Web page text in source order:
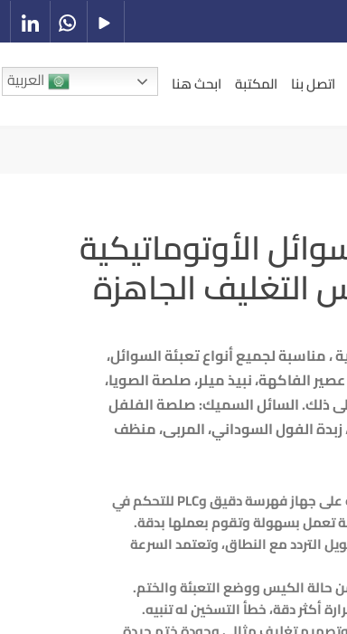
اتصل بنا المكتبة ابحث هنا العربية
الأوتوماتيكية
التغليف الجاهزة
، مناسبة لجميع أنواع تعبئة السوائل،
الفاكهة، نبيذ ميلر، صلصة الصويا،
ذلك. السائل السميك: صلصة الفلفل
الفول السوداني، المربى، منظف
على جهاز فهرسة دقيق وPLCللتحكم في
تعمل بسهولة وتقوم بعملها بدقة.
التردد مع النطاق، وتعتمد السرعة
حالة الكيس ووضع التعبئة والختم.
أكثر دقة، خطأ التسخين له تنبيه.